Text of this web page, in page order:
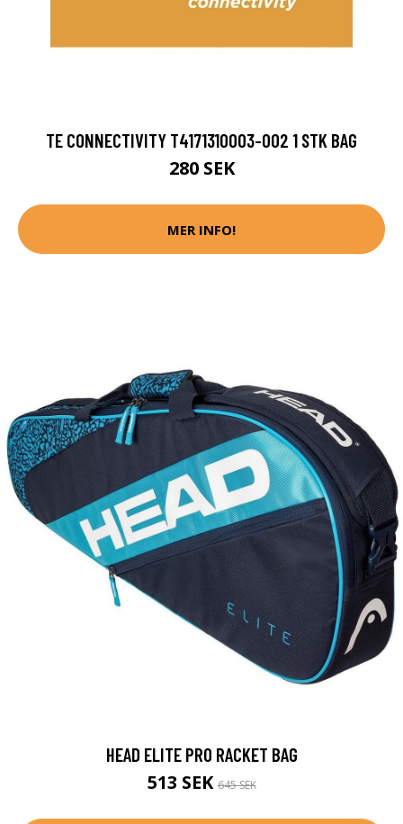
TE CONNECTIVITY T4171310003-002 1 STK BAG
280 SEK
MER INFO!
HEAD ELITE PRO RACKET BAG
513 SEK645 SEK